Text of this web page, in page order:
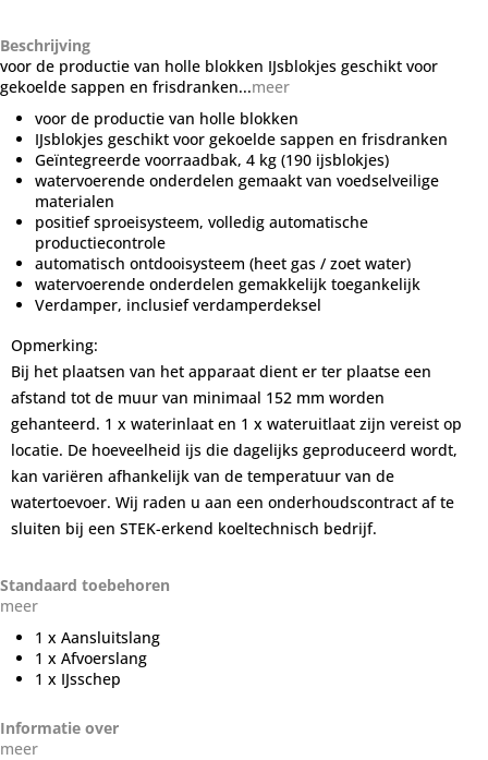
Beschrijving
voor de productie van holle blokken IJsblokjes geschikt voor
gekoelde sappen en frisdranken...meer
voor de productie van holle blokken
IJsblokjes geschikt voor gekoelde sappen en frisdranken
Geïntegreerde voorraadbak, 4 kg (190 ijsblokjes)
watervoerende onderdelen gemaakt van voedselveilige
materialen
positief sproeisysteem, volledig automatische
productiecontrole
automatisch ontdooisysteem (heet gas / zoet water)
watervoerende onderdelen gemakkelijk toegankelijk
Verdamper, inclusief verdamperdeksel
Opmerking:
Bij het plaatsen van het apparaat dient er ter plaatse een
afstand tot de muur van minimaal 152 mm worden
gehanteerd. 1 x waterinlaat en 1 x wateruitlaat zijn vereist op
locatie. De hoeveelheid ijs die dagelijks geproduceerd wordt,
kan variëren afhankelijk van de temperatuur van de
watertoevoer. Wij raden u aan een onderhoudscontract af te
sluiten bij een STEK-erkend koeltechnisch bedrijf.
Standaard toebehoren
meer
1 x Aansluitslang
1 x Afvoerslang
1 x IJsschep
Informatie over
meer